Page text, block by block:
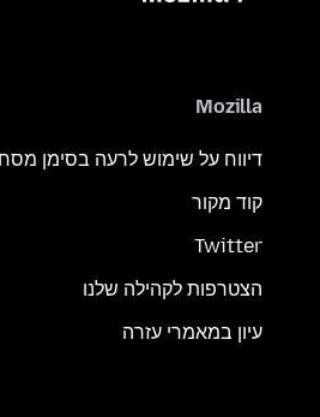
Mozilla
דיווח על שימוש לרעה בסימן
קוד מקור
Twitter
הצטרפות לקהילה שלנו
עיון במאמרי עזרה